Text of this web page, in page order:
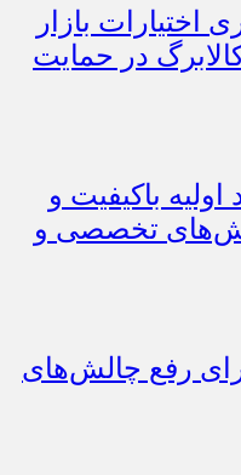
اختیارات بازار
در حمایت
باکیفیت و
تخصصی و
رفع چالش‌های